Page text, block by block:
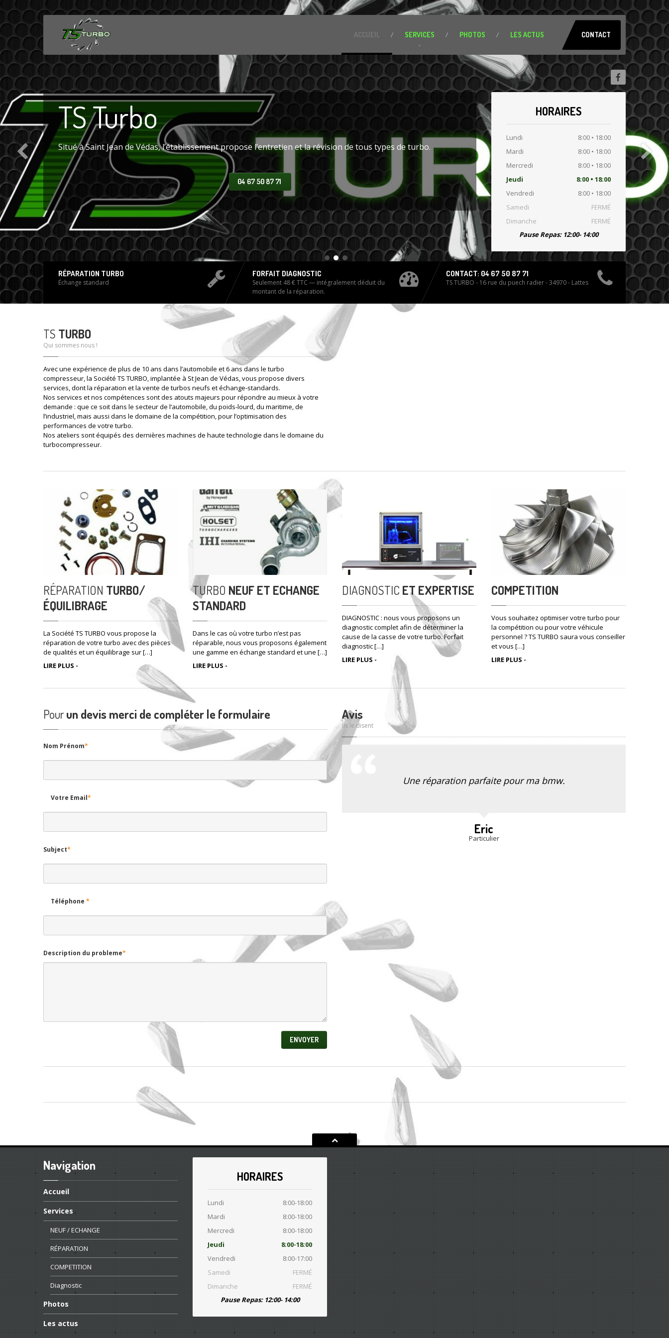
ACCUEIL SERVICES PHOTOS LES ACTUS CONTACT
TSTurbo
Situé à Saint Jean de Védas, l’établissement propose l’entretien et la révision de tous types de turbo.
04 67 50 87 71
HORAIRES
Lundi
8:00 • 18:00
Mardi
8:00 • 18:00
Mercredi
8:00 • 18:00
Jeudi
8:00 • 18:00
Vendredi
8:00 • 18:00
Samedi
FERMÉ
Dimanche
FERMÉ
Pause Repas: 12:00- 14:00
RÉPARATION TURBO
Échange standard
FORFAIT DIAGNOSTIC
Seulement 48 € TTC — intégralement déduit du
montant de la réparation.
CONTACT: 04 67 50 87 71
TS TURBO - 16 rue du puech radier - 34970 - Lattes
TS TURBO
Qui sommes nous !
Avec une expérience de plus de 10 ans dans l’automobile et 6 ans dans le turbo
compresseur, la Société TS TURBO, implantée à St Jean de Védas, vous propose divers
services, dont la réparation et la vente de turbos neufs et échange-standards.
Nos services et nos compétences sont des atouts majeurs pour répondre au mieux à votre
demande : que ce soit dans le secteur de l’automobile, du poids-lourd, du maritime, de
l’industriel, mais aussi dans le domaine de la compétition, pour l’optimisation des
performances de votre turbo.
Nos ateliers sont équipés des dernières machines de haute technologie dans le domaine du
turbocompresseur.
RÉPARATION TURBO/
ÉQUILIBRAGE
La Société TS TURBO vous propose la
réparation de votre turbo avec des pièces
de qualités et un équilibrage sur […]
LIRE PLUS -
TURBO NEUF ET ECHANGE
STANDARD
Dans le cas où votre turbo n’est pas
réparable, nous vous proposons également
une gamme en échange standard et une […]
LIRE PLUS -
DIAGNOSTIC ET EXPERTISE
DIAGNOSTIC : nous vous proposons un
diagnostic complet afin de déterminer la
cause de la casse de votre turbo. Forfait
diagnostic […]
LIRE PLUS -
COMPETITION
Vous souhaitez optimiser votre turbo pour
la compétition ou pour votre véhicule
personnel ? TS TURBO saura vous conseiller
et vous […]
LIRE PLUS -
Pourun devis merci de compléter le formulaire
Nom Prénom*
Votre Email*
Subject*
Téléphone *
Description du probleme*
Avis
Ils le disent
Une réparation parfaite pour ma bmw.
Eric
Particulier
Navigation
Accueil
Services
NEUF/ ECHANGE
RÉPARATION
COMPETITION
Diagnostic
Photos
Les actus
HORAIRES
Lundi
8:00-18:00
Mardi
8:00-18:00
Mercredi
8:00-18:00
Jeudi
8:00-18:00
Vendredi
8:00-17:00
Samedi
FERMÉ
Dimanche
FERMÉ
Pause Repas: 12:00- 14:00